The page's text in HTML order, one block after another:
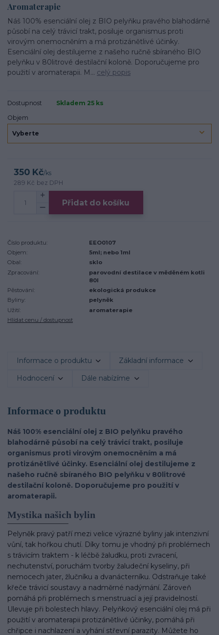
Aromaterapie
Náš 100% esenciální olej z BIO pelyňku pravého blahodárně
působí na celý trávicí trakt, posiluje organismus proti
virovým onemocněním a má protizánětlivé účinky.
Esenciální olej destilujeme z našeho ručně sbíraného BIO
pelyňku v 80litrové destilační koloně. Doporučujeme pro
použití v aromaterapii. M... celý popis
Dostupnost
Skladem 25 ks
Objem
350 Kč/ks
289 Kč bez DPH
Přidat do košíku
Číslo produktu:
EEO0107
Objem:
5ml; nebo 1ml
Obal:
sklo
Zpracování:
parovodní destilace v měděném kotli
80l
Pěstování:
ekologická produkce
Byliny:
pelyněk
Užití:
aromaterapie
Hlídat cenu / dostupnost
Informace o produktu Základní informace
Hodnocení Dále nabízíme
Informace o produktu
Náš 100% esenciální olej z BIO pelyňku pravého
blahodárně působí na celý trávicí trakt, posiluje
organismus proti virovým onemocněním a má
protizánětlivé účinky. Esenciální olej destilujeme z
našeho ručně sbíraného BIO pelyňku v 80litrové
destilační koloně. Doporučujeme pro použití v
aromaterapii.
Mystika našich bylin
Pelyněk pravý patří mezi velice výrazné byliny jak intenzivní
vůní, tak hořkou chutí. Díky tomu je vhodný při problémech
s trávicím traktem - k léčbě žaludku, proti zvracení,
nechutenství, poruchám tvorby žaludeční kyseliny, při
nemocech jater, žlučníku a dvanácterníku. Odstraňuje také
křeče trávicí soustavy a nadměrné nadýmání. Zároveň
pomáhá při problémech s menstruací a její pravidelností.
Ulevuje při bolestech hlavy. Pelyňkový esenciální olej má při
použití v aromaterapii protizánětlivé účinky, pomáhá při
chřipce i nachlazení a vyhání střevní parazity. Můžete ho